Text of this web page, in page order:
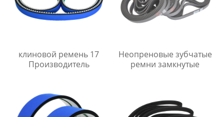
клиновой ремень 17
Производитель
Неопреновые зубчатые
ремни замкнутые